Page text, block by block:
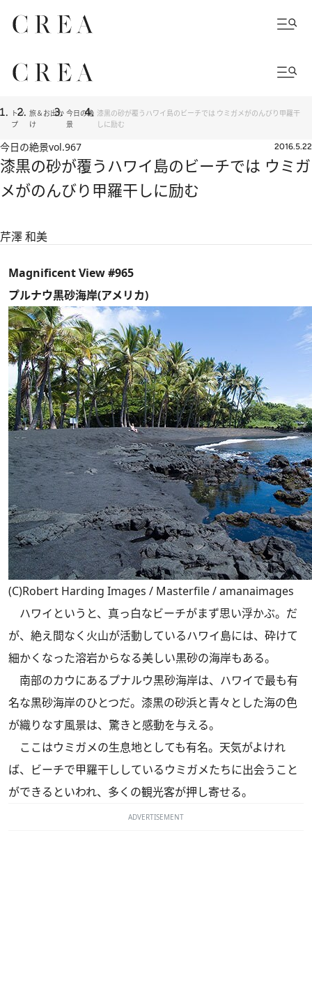
トッ
プ
旅＆お出か
け
今日の絶
景
漆黒の砂が覆うハワイ島のビーチでは ウミガメがのんびり甲羅干
しに励む
今日の絶景vol.967 2016.5.22
漆黒の砂が覆うハワイ島のビーチでは ウミガ
メがのんびり甲羅干しに励む
芹澤 和美
Magnificent View #965
プルナウ黒砂海岸(アメリカ)
(C)Robert Harding Images / Masterfile / amanaimages
ハワイというと、真っ白なビーチがまず思い浮かぶ。だ
が、絶え間なく火山が活動しているハワイ島には、砕けて
細かくなった溶岩からなる美しい黒砂の海岸もある。
南部のカウにあるプナルウ黒砂海岸は、ハワイで最も有
名な黒砂海岸のひとつだ。漆黒の砂浜と青々とした海の色
が織りなす風景は、驚きと感動を与える。
ここはウミガメの生息地としても有名。天気がよけれ
ば、ビーチで甲羅干ししているウミガメたちに出会うこと
ができるといわれ、多くの観光客が押し寄せる。
ADVERTISEMENT